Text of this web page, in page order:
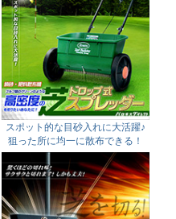
スポット的な目砂入れに大活躍♪
狙った所に均一に散布できる！